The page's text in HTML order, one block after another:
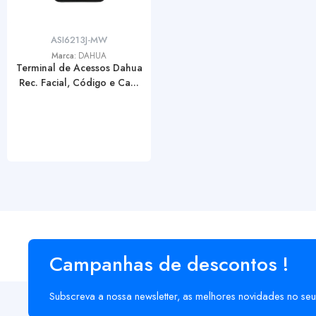
ASI6213J-MW
Marca: DAHUA
Terminal de Acessos Dahua
Rec. Facial, Código e Ca...
Campanhas de descontos !
Subscreva a nossa newsletter, as melhores novidades no